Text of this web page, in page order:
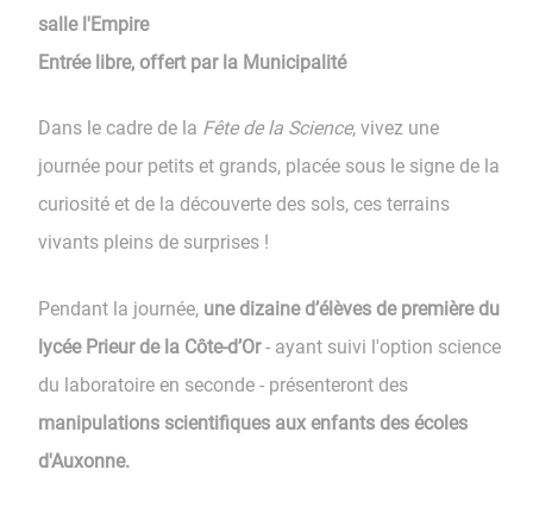
salle l'Empire
Entrée libre, offert par la Municipalité
Dans le cadre de la Fête de la Science, vivez une
journée pour petits et grands, placée sous le signe de la
curiosité et de la découverte des sols, ces terrains
vivants pleins de surprises !
Pendant la journée, une dizaine d’élèves de première du
lycée Prieur de la Côte-d’Or- ayant suivi l'option science
du laboratoire en seconde - présenteront des
manipulations scientifiques aux enfants des écoles
d'Auxonne.